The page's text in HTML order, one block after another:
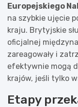
Europejskiego
na szybkie ujęcie
kraju. Brytyjskie
oficjalnej
zareagowały i
efektywnie mogą
krajów, jeśli tylko
Etapy